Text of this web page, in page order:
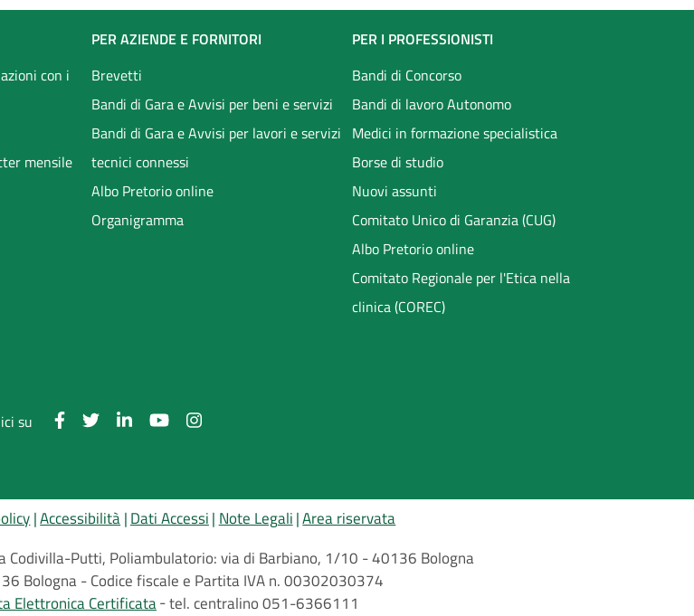
con i
mensile
PER AZIENDE E FORNITORI
Brevetti
Bandi di Gara e Avvisi per beni e servizi
Bandi di Gara e Avvisi per lavori e servizi
tecnici connessi
Albo Pretorio online
Organigramma
PER I PROFESSIONISTI
Bandi di Concorso
Bandi di lavoro Autonomo
Medici in formazione specialistica
Borse di studio
Nuovi assunti
Comitato Unico di Garanzia (CUG)
Albo Pretorio online
Comitato Regionale per l'Etica nella
clinica (COREC)
su
Accessibilità Dati Accessi Note Legali Area riservata
Codivilla-Putti, Poliambulatorio: via di Barbiano, 1/10 - 40136 Bologna
Bologna - Codice fiscale e Partita IVA n. 00302030374
Elettronica Certificata tel. centralino 051-6366111